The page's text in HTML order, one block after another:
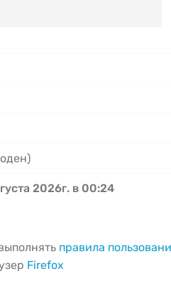
2026г. в 00:24
правила
Firefox